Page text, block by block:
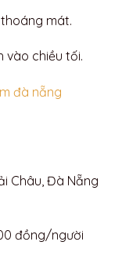
mát.
vào chiều tối.
đà nẵng
Châu, Đà Nẵng
đồng/người